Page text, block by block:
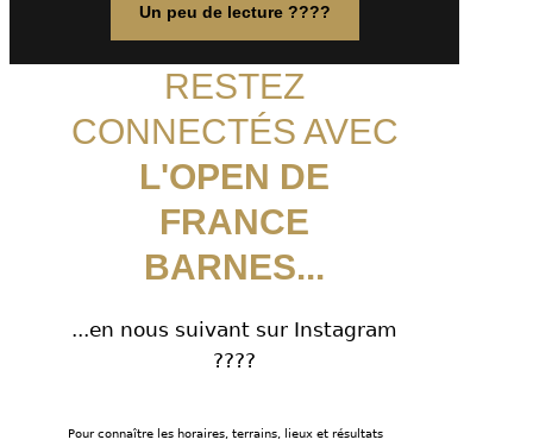
Un peu de lecture ????
RESTEZ
CONNECTÉS AVEC
L'OPEN DE
FRANCE
BARNES...
...en nous suivant sur Instagram
????
Pour connaître les horaires, terrains, lieux et résultats